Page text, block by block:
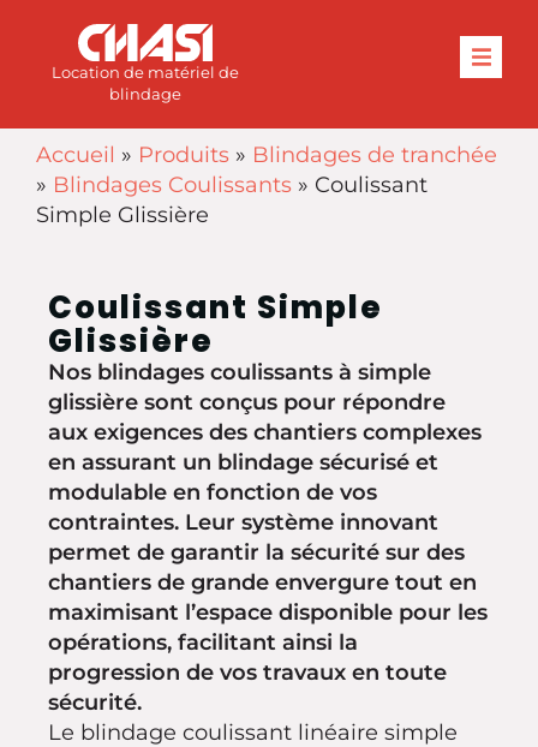
Location de matériel de
blindage
Accueil » Produits » Blindages de tranchée
» Blindages Coulissants » Coulissant
Simple Glissière
Coulissant Simple
Glissière
Nos blindages coulissants à simple
glissière sont conçus pour répondre
aux exigences des chantiers complexes
en assurant un blindage sécurisé et
modulable en fonction de vos
contraintes. Leur système innovant
permet de garantir la sécurité sur des
chantiers de grande envergure tout en
maximisant l’espace disponible pour les
opérations, facilitant ainsi la
progression de vos travaux en toute
sécurité.
Le blindage coulissant linéaire simple